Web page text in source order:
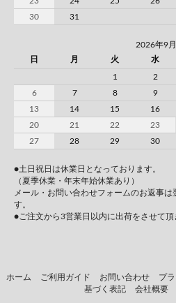
30
31
2026年9月
日
月 火 水
1 2
6
7 8 9
13
14 15 16
20
21 22 23
27
28 29 30
●土日祝日は休業日となっております。
（夏季休業・年末年始休業あり）
メール・お問い合わせフォームのお返事
す。
●ご注文から3営業日以内に出荷をさせて頂
ホーム ご利用ガイド お問い合わせ プ
基づく表記
会社概要